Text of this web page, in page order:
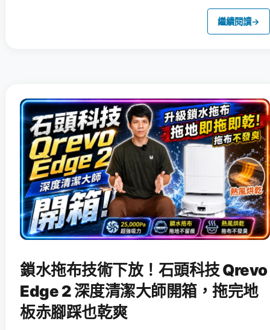
繼續閱讀→
鎖水拖布技術下放！石頭科技 Qrevo
Edge 2 深度清潔大師開箱，拖完地
板赤腳踩也乾爽